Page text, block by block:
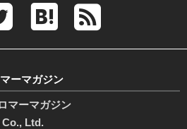
ーマガジン
マーマガジン
Ltd.